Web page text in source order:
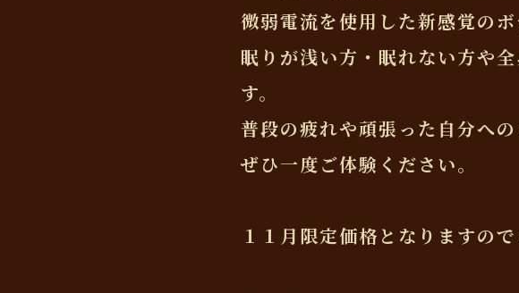
微弱電流を使用した新感覚のボ
眠りが浅い方・眠れない方や
す。
普段の疲れや頑張った自分へ
ぜひ一度ご体験ください。
１１月限定価格となりますの